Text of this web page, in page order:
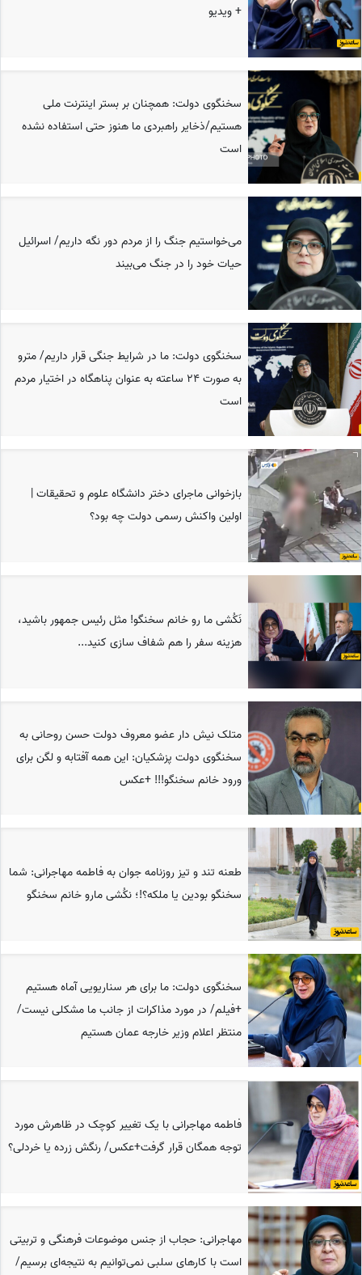
+ ویدیو
سخنگوی دولت: همچنان بر بستر اینترنت ملی
هستیم/ذخایر راهبردی ما هنوز حتی استفاده نشده
است
می‌خواستیم جنگ را از مردم دور نگه داریم/ اسرائیل
حیات خود را در جنگ می‌بیند
سخنگوی دولت: ما در شرایط جنگی قرار داریم/ مترو
به صورت 24 ساعته به عنوان پناهگاه در اختیار مردم
است
بازخوانی ماجرای دختر دانشگاه علوم و تحقیقات |
اولین واکنش رسمی دولت چه بود؟
نَکُشی ما رو خانم سخنگو! مثل رئیس جمهور باشید،
هزینه سفر را هم شفاف سازی کنید...
متلک نیش دار عضو معروف دولت حسن روحانی به
سخنگوی دولت پزشکیان: این همه آفتابه و لگن برای
ورود خانم سخنگو!!! +عکس
طعنه تند و تیز روزنامه جوان به فاطمه مهاجرانی: شما
سخنگو بودین یا ملکه؟!؛ نکُشی مارو خانم سخنگو
سخنگوی دولت: ما برای هر سناریویی آماه هستیم
+فیلم/ در مورد مذاکرات از جانب ما مشکلی نیست/
منتظر اعلام وزیر خارجه عمان هستیم
فاطمه مهاجرانی با یک تغییر کوچک در ظاهرش مورد
توجه همگان قرار گرفت+عکس/ رنگش زرده یا خردلی؟
مهاجرانی: حجاب از جنس موضوعات فرهنگی و تربیتی
است با کارهای سلبی نمی‌توانیم به نتیجه‌ای برسیم/